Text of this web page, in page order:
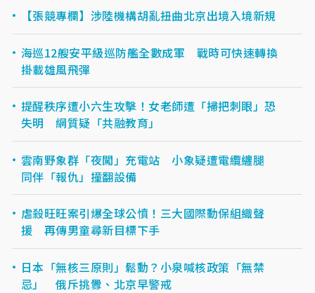
【張競專欄】涉陸機構胡亂扭曲北京出境入境新規
海巡12艘安平級巡防艦全數成軍 戰時可快速轉換
掛載雄風飛彈
提醒秩序遭小六生攻擊！女老師遭「掃把刺眼」恐
失明 網質疑「共融教育」
雲南野象群「夜闖」充電站 小象疑遭電纜纏腿
同伴「報仇」撞翻設備
虐殺旺旺案引爆全球公憤！三大國際動保組織聲
援 再傳男童尋新目標下手
日本「無核三原則」鬆動？小泉喊核政策「無禁
忌」 俄斥挑釁、北京早警戒